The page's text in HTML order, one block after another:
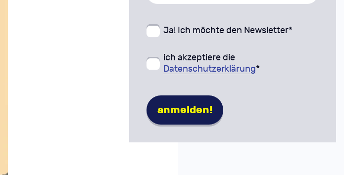
Ja! Ich möchte den Newsletter*
ich akzeptiere die
Datenschutzerklärung*
anmelden!